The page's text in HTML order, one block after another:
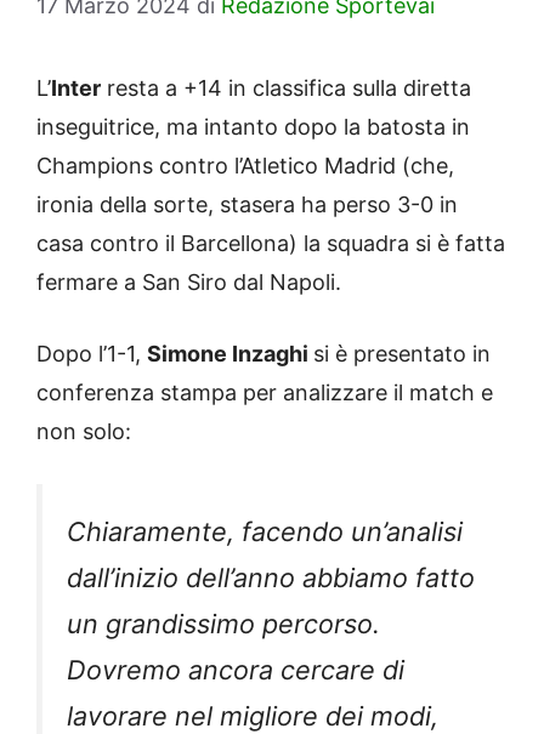
17 Marzo 2024 di Redazione Sportevai
L’Inter resta a +14 in classifica sulla diretta
inseguitrice, ma intanto dopo la batosta in
Champions contro l’Atletico Madrid (che,
ironia della sorte, stasera ha perso 3-0 in
casa contro il Barcellona) la squadra si è fatta
fermare a San Siro dal Napoli.
Dopo l’1-1, Simone Inzaghi si è presentato in
conferenza stampa per analizzare il match e
non solo:
Chiaramente, facendo un’analisi
dall’inizio dell’anno abbiamo fatto
un grandissimo percorso.
Dovremo ancora cercare di
lavorare nel migliore dei modi,